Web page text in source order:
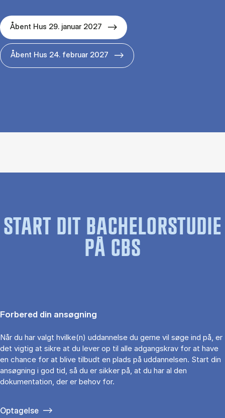
Åbent Hus 29. januar 2027
Åbent Hus 24. februar 2027
START DIT BACHELORSTUDIE
PÅ CBS
Forbered din ansøgning
Når du har valgt hvilke(n) uddannelse du gerne vil søge ind på, er
det vigtig at sikre at du lever op til alle adgangskrav for at have
en chance for at blive tilbudt en plads på uddannelsen. Start din
ansøgning i god tid, så du er sikker på, at du har al den
dokumentation, der er behov for.
Optagelse